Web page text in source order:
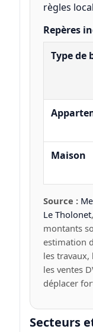
règles
Repères
Type de
Maison
Source :
Le Tholonet
montants
estimation
les
les ventes
déplacer
Secteurs